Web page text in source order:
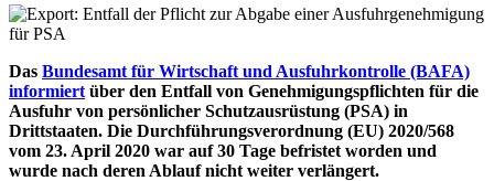
Das Bundesamt für Wirtschaft und Ausfuhrkontrolle (BAFA)
informiert über den Entfall von Genehmigungspflichten für die
Ausfuhr von persönlicher Schutzausrüstung (PSA) in
Drittstaaten. Die Durchführungsverordnung (EU) 2020/568
vom 23. April 2020 war auf 30 Tage befristet worden und
wurde nach deren Ablauf nicht weiter verlängert.